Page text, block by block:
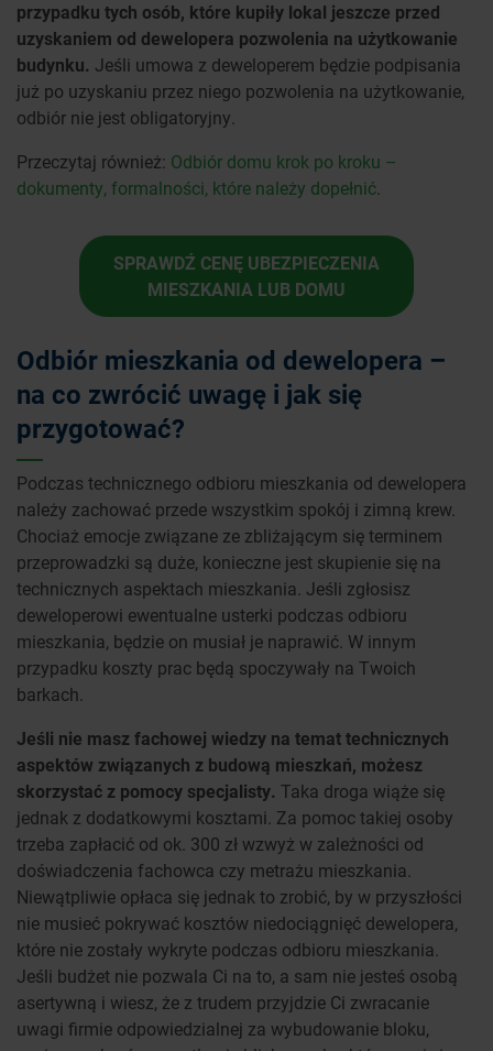
przypadku tych osób, które kupiły lokal jeszcze przed
uzyskaniem od dewelopera pozwolenia na użytkowanie
budynku. Jeśli umowa z deweloperem będzie podpisania
już po uzyskaniu przez niego pozwolenia na użytkowanie,
odbiór nie jest obligatoryjny.
Przeczytaj również: Odbiór domu krok po kroku –
dokumenty, formalności, które należy dopełnić.
SPRAWDŹ CENĘ UBEZPIECZENIA
MIESZKANIA LUB DOMU
Odbiór mieszkania od dewelopera –
na co zwrócić uwagę i jak się
przygotować?
Podczas technicznego odbioru mieszkania od dewelopera
należy zachować przede wszystkim spokój i zimną krew.
Chociaż emocje związane ze zbliżającym się terminem
przeprowadzki są duże, konieczne jest skupienie się na
technicznych aspektach mieszkania. Jeśli zgłosisz
deweloperowi ewentualne usterki podczas odbioru
mieszkania, będzie on musiał je naprawić. W innym
przypadku koszty prac będą spoczywały na Twoich
barkach.
Jeśli nie masz fachowej wiedzy na temat technicznych
aspektów związanych z budową mieszkań, możesz
skorzystać z pomocy specjalisty. Taka droga wiąże się
jednak z dodatkowymi kosztami. Za pomoc takiej osoby
trzeba zapłacić od ok. 300 zł wzwyż w zależności od
doświadczenia fachowca czy metrażu mieszkania.
Niewątpliwie opłaca się jednak to zrobić, by w przyszłości
nie musieć pokrywać kosztów niedociągnięć dewelopera,
które nie zostały wykryte podczas odbioru mieszkania.
Jeśli budżet nie pozwala Ci na to, a sam nie jesteś osobą
asertywną i wiesz, że z trudem przyjdzie Ci zwracanie
uwagi firmie odpowiedzialnej za wybudowanie bloku,